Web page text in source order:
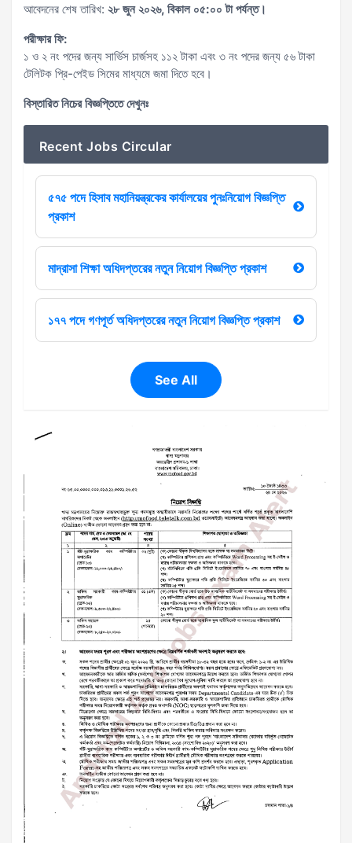
আবেদনের শেষ তারিখ: ২৮ জুন ২০২৬, বিকাল ০৫:০০ টা পর্যন্ত।
পরীক্ষার ফি:
১ ও ২ নং পদের জন্য সার্ভিস চার্জসহ ১১২ টাকা এবং ৩ নং পদের জন্য ৫৬ টাকা
টেলিটক প্রি-পেইড সিমের মাধ্যমে জমা দিতে হবে।
বিস্তারিত নিচের বিজ্ঞপ্তিতে দেখুনঃ
Recent Jobs Circular
৫৭৫ পদে হিসাব মহানিয়ন্ত্রকের কার্যালয়ের পুনঃনিয়োগ বিজ্ঞপ্তি
প্রকাশ
মাদ্রাসা শিক্ষা অধিদপ্তরের নতুন নিয়োগ বিজ্ঞপ্তি প্রকাশ
১৭৭ পদে গণপূর্ত অধিদপ্তরের নতুন নিয়োগ বিজ্ঞপ্তি প্রকাশ
See All